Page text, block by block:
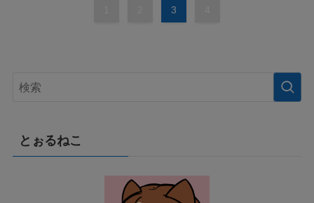
3
とぉるねこ